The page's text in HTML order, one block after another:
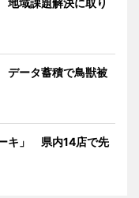
データ蓄積で鳥獣被
キ」 県内14店で先